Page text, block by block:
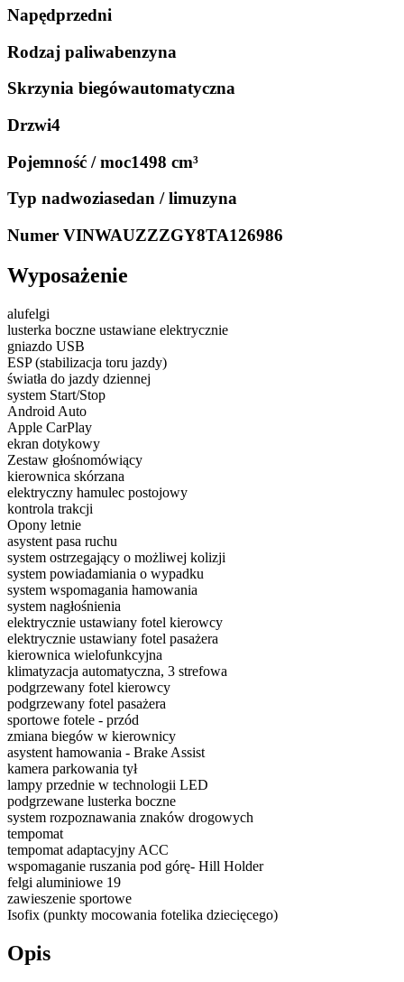
Napędprzedni
Rodzaj paliwabenzyna
Skrzynia biegówautomatyczna
Drzwi4
Pojemność / moc1498 cm³
Typ nadwoziasedan / limuzyna
Numer VINWAUZZZGY8TA126986
Wyposażenie
alufelgi
lusterka boczne ustawiane elektrycznie
gniazdo USB
ESP (stabilizacja toru jazdy)
światła do jazdy dziennej
system Start/Stop
Android Auto
Apple CarPlay
ekran dotykowy
Zestaw głośnomówiący
kierownica skórzana
elektryczny hamulec postojowy
kontrola trakcji
Opony letnie
asystent pasa ruchu
system ostrzegający o możliwej kolizji
system powiadamiania o wypadku
system wspomagania hamowania
system nagłośnienia
elektrycznie ustawiany fotel kierowcy
elektrycznie ustawiany fotel pasażera
kierownica wielofunkcyjna
klimatyzacja automatyczna, 3 strefowa
podgrzewany fotel kierowcy
podgrzewany fotel pasażera
sportowe fotele - przód
zmiana biegów w kierownicy
asystent hamowania - Brake Assist
kamera parkowania tył
lampy przednie w technologii LED
podgrzewane lusterka boczne
system rozpoznawania znaków drogowych
tempomat
tempomat adaptacyjny ACC
wspomaganie ruszania pod górę- Hill Holder
felgi aluminiowe 19
zawieszenie sportowe
Isofix (punkty mocowania fotelika dziecięcego)
Opis